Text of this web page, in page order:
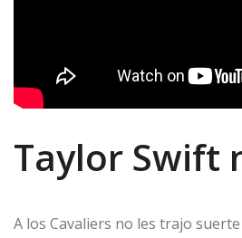
Taylor Swift
A los Cavaliers no les trajo